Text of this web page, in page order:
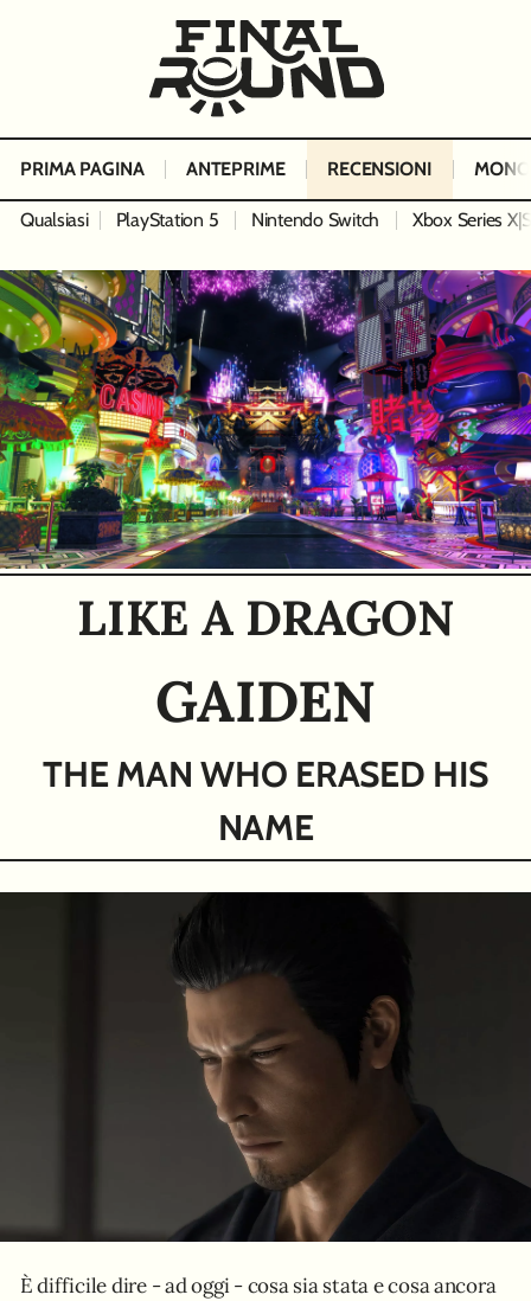
PRIMA PAGINA ANTEPRIME RECENSIONI
Qualsiasi PlayStation 5 Nintendo Switch Xbox Series
LIKE A DRAGON
GAIDEN
THE MAN WHO ERASED HIS
NAME
È difficile dire - ad oggi - cosa sia stata e cosa ancora